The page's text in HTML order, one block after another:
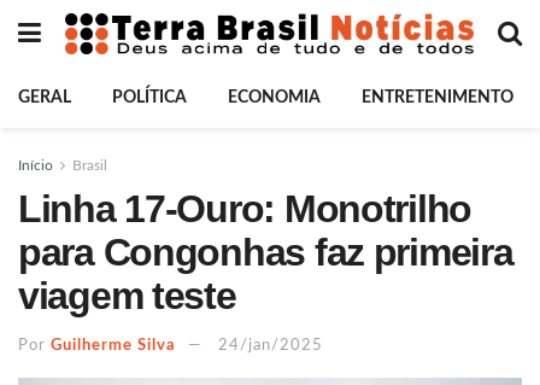
GERAL POLÍTICA ECONOMIA ENTRETENIMENTO
Início Brasil
Linha 17-Ouro: Monotrilho
para Congonhas faz primeira
viagem teste
Por Guilherme Silva 24/jan/2025